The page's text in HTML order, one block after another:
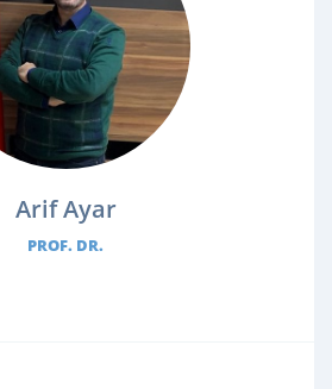
Arif Ayar
PROF. DR.